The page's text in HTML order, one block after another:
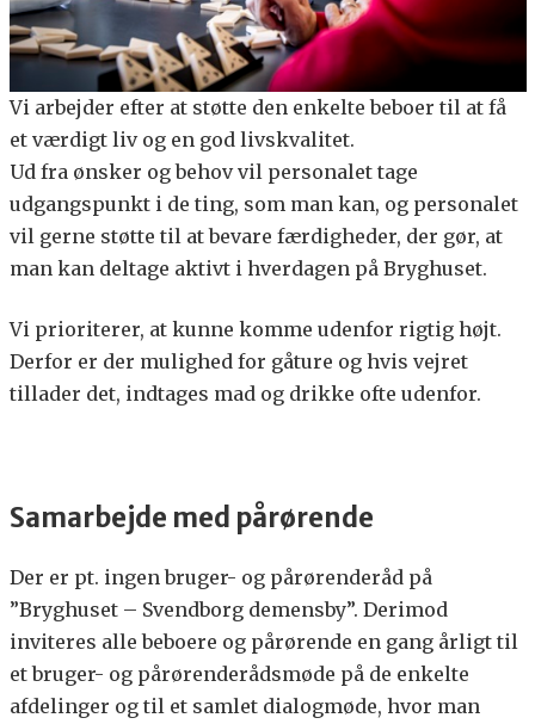
Vi arbejder efter at støtte den enkelte beboer til at få
et værdigt liv og en god livskvalitet.
Ud fra ønsker og behov vil personalet tage
udgangspunkt i de ting, som man kan, og personalet
vil gerne støtte til at bevare færdigheder, der gør, at
man kan deltage aktivt i hverdagen på Bryghuset.
Vi prioriterer, at kunne komme udenfor rigtig højt.
Derfor er der mulighed for gåture og hvis vejret
tillader det, indtages mad og drikke ofte udenfor.
Samarbejde med pårørende
Der er pt. ingen bruger- og pårørenderåd på
”Bryghuset – Svendborg demensby”. Derimod
inviteres alle beboere og pårørende en gang årligt til
et bruger- og pårørenderådsmøde på de enkelte
afdelinger og til et samlet dialogmøde, hvor man